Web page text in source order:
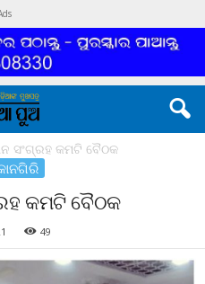
ସଂଗ୍ରହ କମଟି ବୈଠକ
କମଟି ବୈଠକ
49